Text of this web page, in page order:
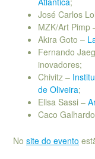
José Carlos
MZK/Art Pimp
Akira Goto –
Fernando
inovadores;
Chivitz –
de Oliveira;
Elisa Sassi –
Caco
No site do evento